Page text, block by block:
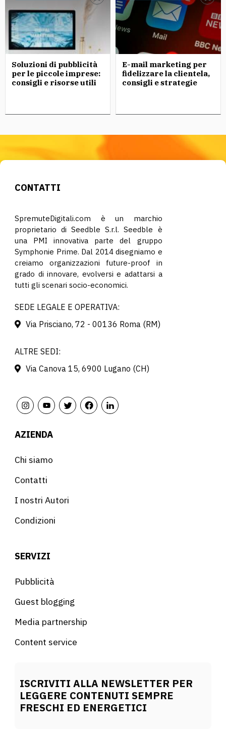
Soluzioni di pubblicità
per le piccole imprese:
consigli e risorse utili
E-mail marketing per
fidelizzare la clientela,
consigli e strategie
CONTATTI
SpremuteDigitali.com è un marchio
proprietario di Seedble S.r.l. Seedble è
una PMI innovativa parte del gruppo
Symphonie Prime. Dal 2014 disegniamo e
creiamo organizzazioni future-proof in
grado di innovare, evolversi e adattarsi a
tutti gli scenari socio-economici.
SEDE LEGALE E OPERATIVA:
Via Prisciano, 72 - 00136 Roma (RM)
ALTRE SEDI:
Via Canova 15, 6900 Lugano (CH)
AZIENDA
Chi siamo
Contatti
I nostri Autori
Condizioni
SERVIZI
Pubblicità
Guest blogging
Media partnership
Content service
ISCRIVITI ALLA NEWSLETTER PER
LEGGERE CONTENUTI SEMPRE
FRESCHI ED ENERGETICI